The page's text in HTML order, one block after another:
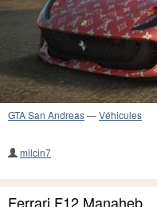
GTA San Andreas—Véhicules
milcin7
Ferrari F12 Manaheb